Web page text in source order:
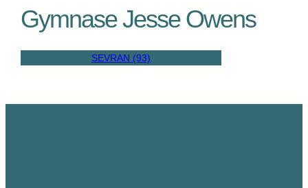
Gymnase Jesse Owens
SEVRAN (93)